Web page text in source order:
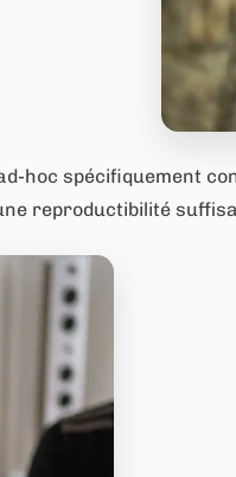
hoc spécifiquement
reproductibilité